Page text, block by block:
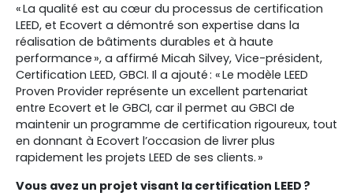
« La qualité est au cœur du processus de certification
LEED, et Ecovert a démontré son expertise dans la
réalisation de bâtiments durables et à haute
performance », a affirmé Micah Silvey, Vice-président,
Certification LEED, GBCI. Il a ajouté : « Le modèle LEED
Proven Provider représente un excellent partenariat
entre Ecovert et le GBCI, car il permet au GBCI de
maintenir un programme de certification rigoureux, tout
en donnant à Ecovert l’occasion de livrer plus
rapidement les projets LEED de ses clients. »
Vous avez un projet visant la certification LEED ?